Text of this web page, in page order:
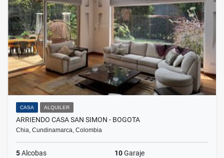
CASA ALQUILER
ARRIENDO CASA SAN SIMON - BOGOTA
Chia, Cundinamarca, Colombia
5Alcobas 10Garaje